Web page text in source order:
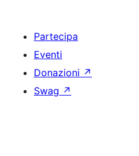
Partecipa
Eventi
Donazioni ↗
Swag ↗